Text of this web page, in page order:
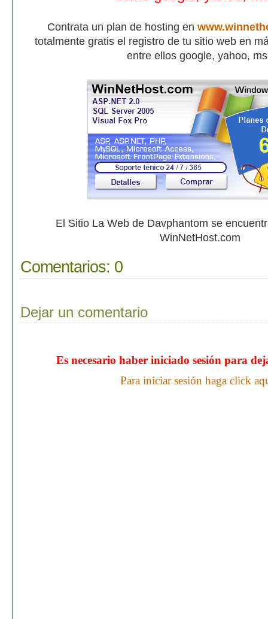
Contrata un plan de hosting en
totalmente gratis el registro de tu sitio web en
entre ellos google, yahoo,
El Sitio La Web de Davphantom se
WinNetHost.com
Comentarios: 0
Dejar un comentario
Es necesario haber iniciado sesión para
Para iniciar sesión haga click